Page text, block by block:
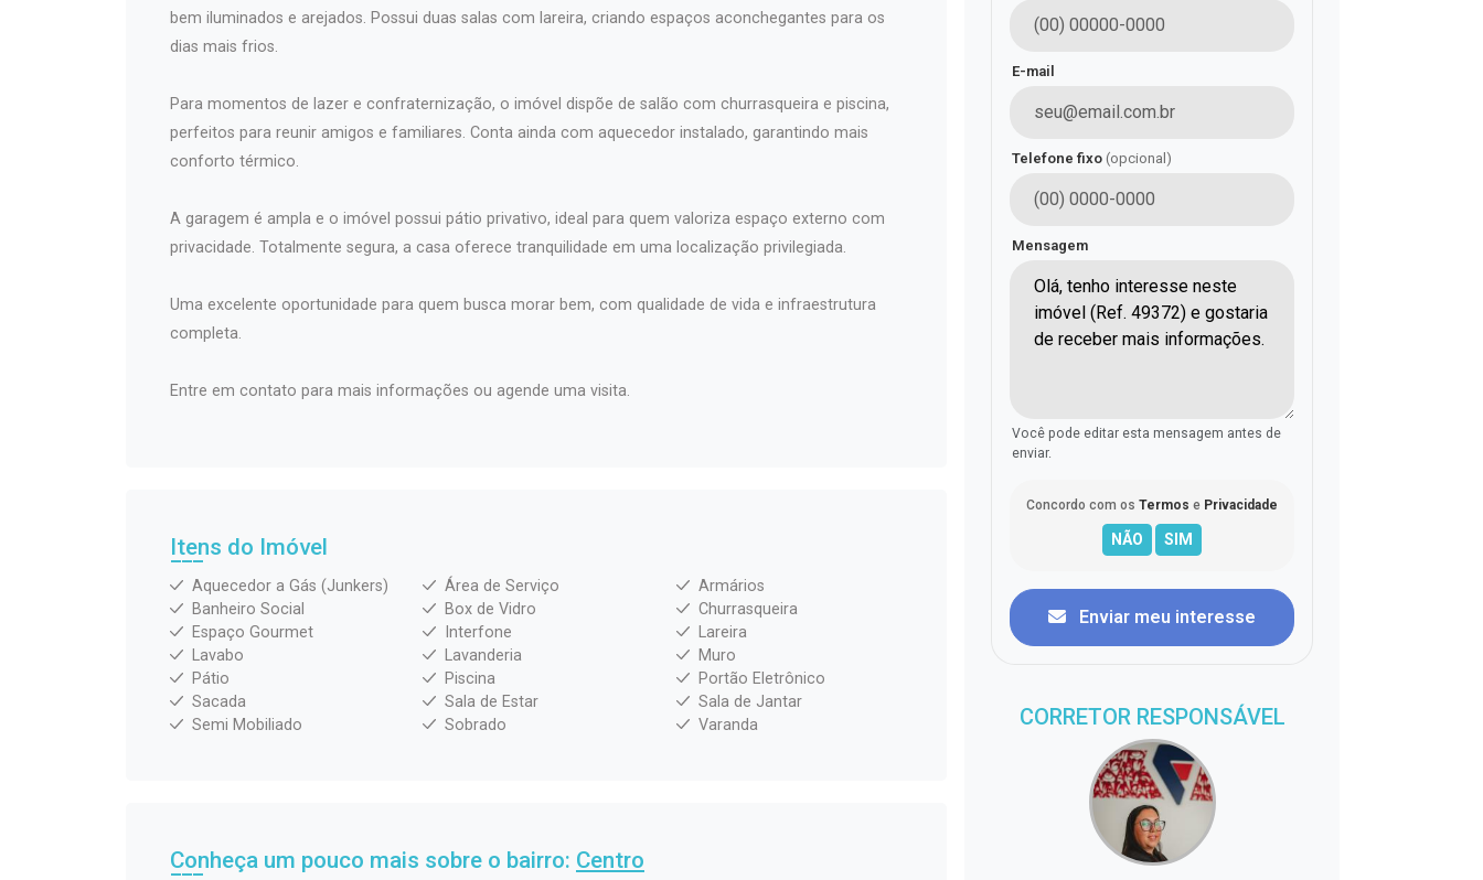
bem iluminados e arejados. Possui duas salas com lareira, criando espaços aconchegantes para os
dias mais frios.
Para momentos de lazer e confraternização, o imóvel dispõe de salão com churrasqueira e piscina,
perfeitos para reunir amigos e familiares. Conta ainda com aquecedor instalado, garantindo mais
conforto térmico.
A garagem é ampla e o imóvel possui pátio privativo, ideal para quem valoriza espaço externo com
privacidade. Totalmente segura, a casa oferece tranquilidade em uma localização privilegiada.
Uma excelente oportunidade para quem busca morar bem, com qualidade de vida e infraestrutura
completa.
Entre em contato para mais informações ou agende uma visita.
Itens do Imóvel
Aquecedor a Gás (Junkers) Área de Serviço
Armários
Banheiro Social
Box de Vidro
Churrasqueira
Espaço Gourmet
Interfone
Lareira
Lavabo
Lavanderia
Muro
Pátio
Piscina
Portão Eletrônico
Sacada
Sala de Estar
Sala de Jantar
Semi Mobiliado
Sobrado Varanda
Conheça um pouco mais sobre o bairro: Centro
E-mail
Telefone fixo (opcional)
Mensagem
Você pode editar esta mensagem antes de
enviar.
Concordo com os Termos e Privacidade
Enviar meu interesse
CORRETOR RESPONSÁVEL